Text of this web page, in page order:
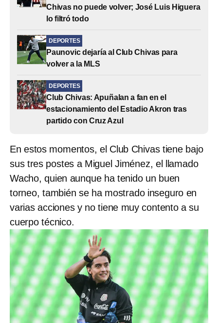
Chivas no puede volver; José Luis Higuera
lo filtró todo
DEPORTES
Paunovic dejaría al Club Chivas para
volver a la MLS
DEPORTES
Club Chivas: Apuñalan a fan en el
estacionamiento del Estadio Akron tras
partido con Cruz Azul
En estos momentos, el Club Chivas tiene bajo
sus tres postes a Miguel Jiménez, el llamado
Wacho, quien aunque ha tenido un buen
torneo, también se ha mostrado inseguro en
varias acciones y no tiene muy contento a su
cuerpo técnico.